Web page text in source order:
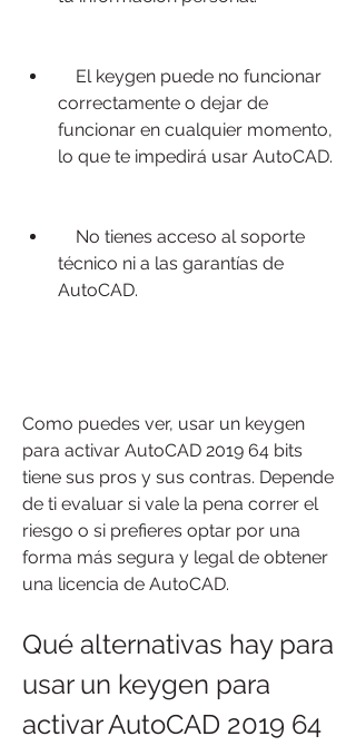
correctamente o dejar de
funcionar en cualquier momento,
lo que te impedirá usar AutoCAD.
técnico ni a las garantías de
AutoCAD.
Como puedes ver, usar un keygen
para activar AutoCAD 2019 64 bits
tiene sus pros y sus contras. Depende
de ti evaluar si vale la pena correr el
riesgo o si prefieres optar por una
forma más segura y legal de obtener
una licencia de AutoCAD.
Qué alternativas hay para
usar un keygen para
activar AutoCAD 2019 64